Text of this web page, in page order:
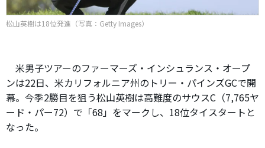
松山英樹は18位発進（写真：Getty Images）
米男子ツアーのファーマーズ・インシュランス・オープ
ンは22日、米カリフォルニア州のトリー・パインズGCで開
幕。今季2勝目を狙う松山英樹は高難度のサウスC（7,765ヤ
ード・パー72）で「68」をマークし、18位タイスタートと
なった。